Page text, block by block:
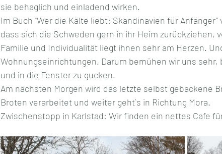
sie behaglich und einladend wirken.
Im Buch "Wer die Kälte liebt: Skandinavien für
dass sich die Schweden gern in ihr Heim zurückziehen,
Familie und Individualität liegt ihnen sehr am Herzen.
Wohnungseinrichtungen. Darum bemühen wir uns
und in die Fenster zu gucken.
Am nächsten Morgen wird das letzte selbst gebackene
Broten verarbeitet und weiter geht`s in Richtung Mora.
Zwischenstopp in Karlstad: Wir finden ein nettes Cafe